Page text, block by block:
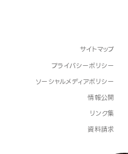
サイトマップ
プライバシーポリシー
ソーシャルメディアポリシー
情報公開
リンク集
資料請求